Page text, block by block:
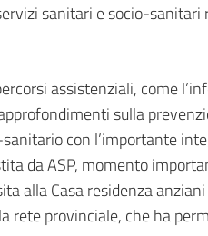
sanitari e socio-sanitari
assistenziali, come
sulla
con l’importante
da ASP, momento
alla Casa residenza anziani
rete provinciale, che ha